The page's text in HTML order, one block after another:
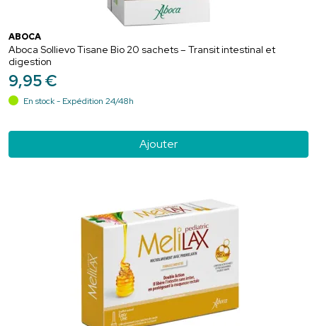
ABOCA
Aboca Sollievo Tisane Bio 20 sachets – Transit intestinal et
digestion
9,95€
En stock - Expédition 24/48h
Ajouter